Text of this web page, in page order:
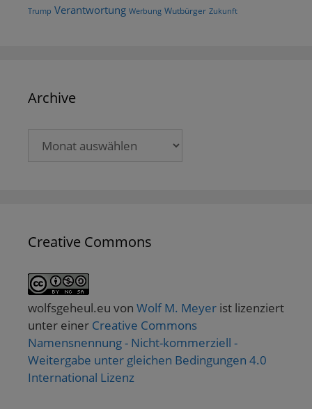
Trump Verantwortung Werbung Wutbürger Zukunft
Archive
Creative Commons
wolfsgeheul.eu von Wolf M. Meyer ist lizenziert
unter einer Creative Commons
Namensnennung - Nicht-kommerziell -
Weitergabe unter gleichen Bedingungen 4.0
International Lizenz